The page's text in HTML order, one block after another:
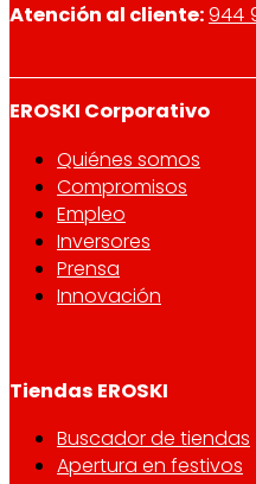
Atención al cliente:944
EROSKI Corporativo
Quiénes somos
Compromisos
Empleo
Inversores
Prensa
Innovación
Tiendas EROSKI
Buscador de tiendas
Apertura en festivos